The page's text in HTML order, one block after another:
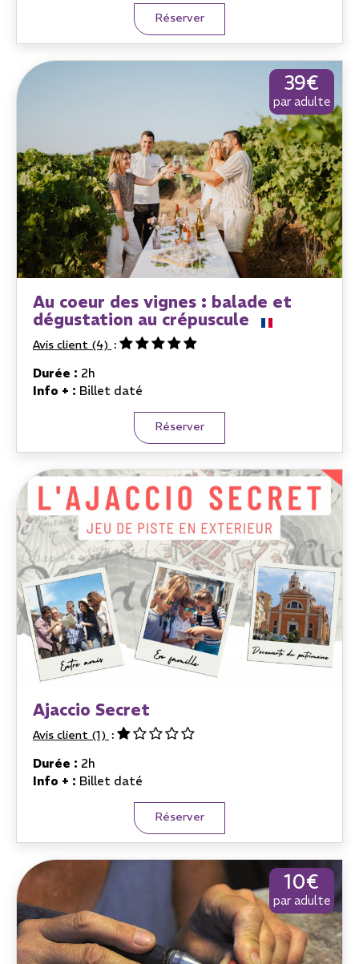
Réserver
Au coeur des vignes : balade et
dégustation au crépuscule
Avis client (4)
39€
par adulte
Durée : 2h
Info + : Billet daté
Réserver
Ajaccio Secret
Avis client (1)
Durée : 2h
Info + : Billet daté
Réserver
10€
par adulte